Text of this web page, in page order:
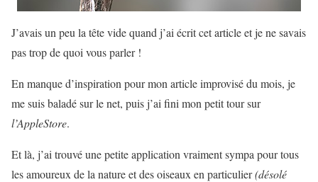
J’avais un peu la tête vide quand j’ai écrit cet article et je ne savais
pas trop de quoi vous parler !
En manque d’inspiration pour mon article improvisé du mois, je
me suis baladé sur le net, puis j’ai fini mon petit tour sur
l’AppleStore.
Et là, j’ai trouvé une petite application vraiment sympa pour tous
les amoureux de la nature et des oiseaux en particulier(désolé